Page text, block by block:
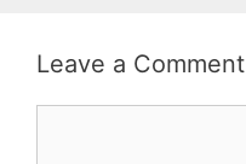
Leave a Comment